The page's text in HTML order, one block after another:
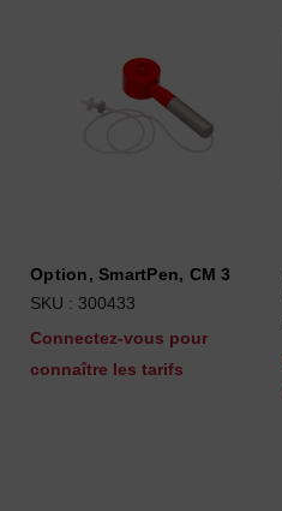
Option, SmartPen, CM 3
SKU : 300433
Connectez-vous pour
connaître les tarifs